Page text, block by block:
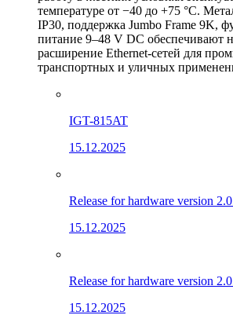
температуре от −40 до +75 °C.
IP30, поддержка Jumbo Frame 9K,
питание 9–48 V DC обеспечивают
расширение Ethernet-сетей для
транспортных и уличных
IGT-815AT
15.12.2025
Release for hardware version
15.12.2025
Release for hardware version
15.12.2025